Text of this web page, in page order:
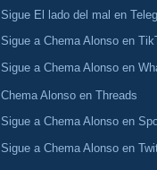
Sigue El lado del mal en
Sigue a Chema Alonso en
Sigue a Chema Alonso en
Chema Alonso en Threads
Sigue a Chema Alonso en
Sigue a Chema Alonso en